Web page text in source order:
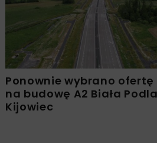
Ponownie wybrano ofertę
na budowę A2 Biała
Kijowiec